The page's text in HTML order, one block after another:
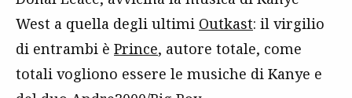
West a quella degli ultimi Outkast: il virgilio
di entrambi è Prince, autore totale, come
totali vogliono essere le musiche di Kanye e